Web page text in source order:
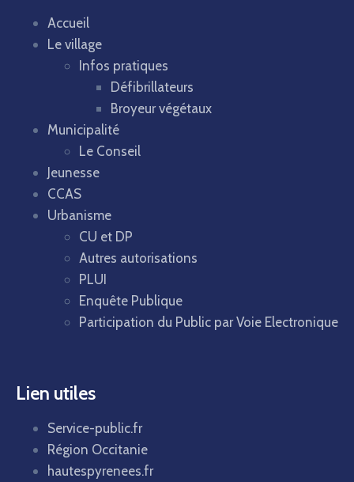
Accueil
Le village
Infos pratiques
Défibrillateurs
Broyeur végétaux
Municipalité
Le Conseil
Jeunesse
CCAS
Urbanisme
CU et DP
Autres autorisations
PLUI
Enquête Publique
Participation du Public par Voie Electronique
Lien utiles
Service-public.fr
Région Occitanie
hautespyrenees.fr